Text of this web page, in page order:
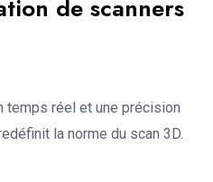
de scanners
temps réel et une précision
la norme du scan 3D.